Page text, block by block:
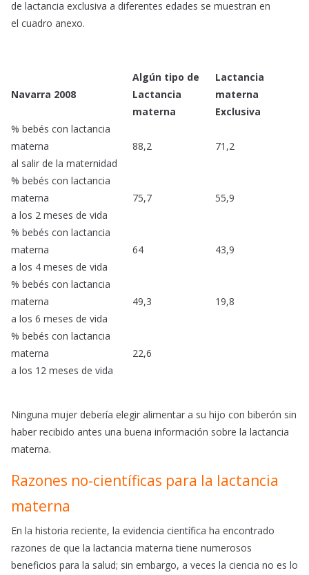
de lactancia exclusiva a diferentes edades se muestran en
el cuadro anexo.
Navarra 2008
Algún tipo de
Lactancia
materna
Lactancia
materna
Exclusiva
% bebés con lactancia
materna
al salir de la maternidad
88,2 71,2
% bebés con lactancia
materna
a los 2 meses de vida
75,7 55,9
% bebés con lactancia
materna
a los 4 meses de vida
64 43,9
% bebés con lactancia
materna
a los 6 meses de vida
49,3 19,8
% bebés con lactancia
materna
a los 12 meses de vida
22,6
Ninguna mujer debería elegir alimentar a su hijo con biberón sin
haber recibido antes una buena información sobre la lactancia
materna.
Razones no-científicas para la lactancia
materna
En la historia reciente, la evidencia científica ha encontrado
razones de que la lactancia materna tiene numerosos
beneficios para la salud; sin embargo, a veces la ciencia no es lo